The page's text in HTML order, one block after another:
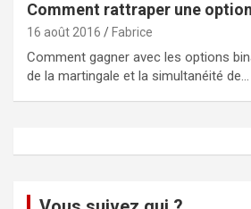
Comment rattraper une
16 août 2016 Fabrice
Comment gagner avec les options
de la martingale et la simultanéité de…